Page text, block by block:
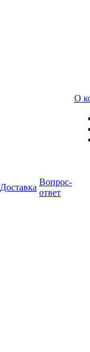
Доставка
Вопрос-
ответ
О